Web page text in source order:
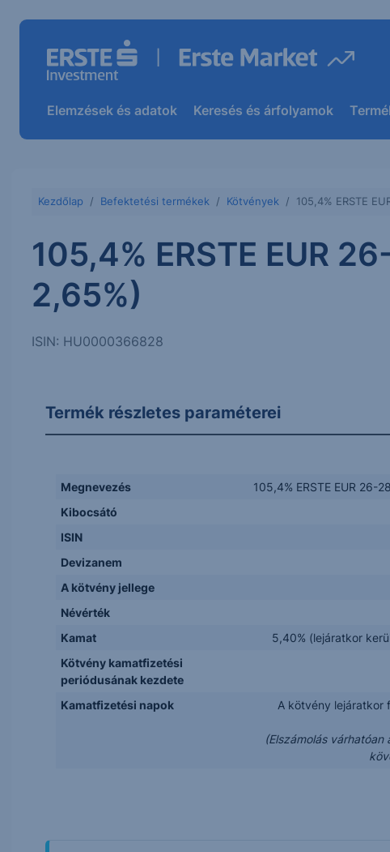
Elemzések és adatok Keresés és árfolyamok
Kezdőlap Befektetési termékek Kötvények 105,4% ERSTE
105,4% ERSTE EUR
2,65%)
ISIN: HU0000366828
Termék részletes paraméterei
Megnevezés
105,4% ERSTE EUR 26-
Kibocsátó
ISIN
Devizanem
A kötvény jellege
Névérték
Kamat
5,40% (lejáratkor
Kötvény kamatfizetési
periódusának kezdete
Kamatfizetési napok A kötvény lejáratkor
(Elszámolás